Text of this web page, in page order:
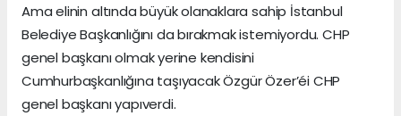
Ama elinin altında büyük olanaklara sahip İstanbul
Belediye Başkanlığını da bırakmak istemiyordu. CHP
genel başkanı olmak yerine kendisini
Cumhurbaşkanlığına taşıyacak Özgür Özer’éi CHP
genel başkanı yapıverdi.